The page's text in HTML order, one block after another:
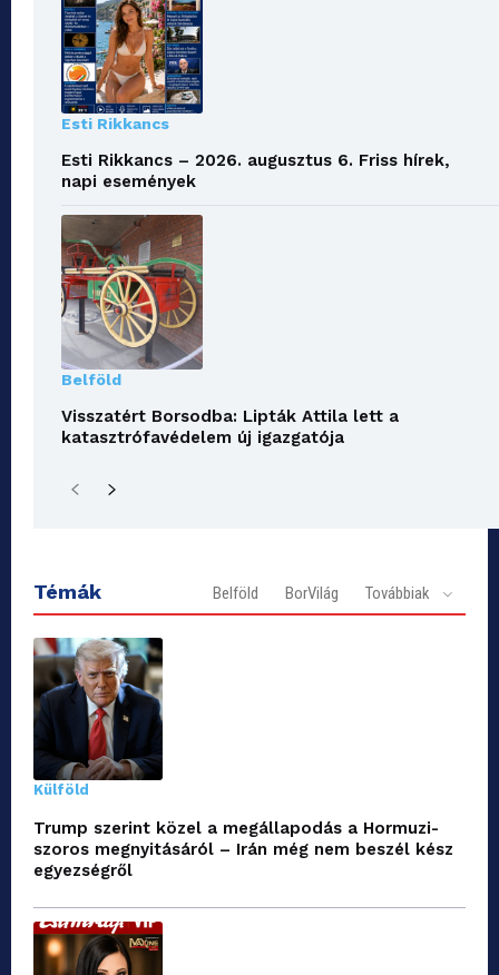
Esti Rikkancs
Esti Rikkancs – 2026. augusztus 6. Friss hírek,
napi események
Belföld
Visszatért Borsodba: Lipták Attila lett a
katasztrófavédelem új igazgatója
Témák Belföld BorVilág Továbbiak
Külföld
Trump szerint közel a megállapodás a Hormuzi-
szoros megnyitásáról – Irán még nem beszél kész
egyezségről